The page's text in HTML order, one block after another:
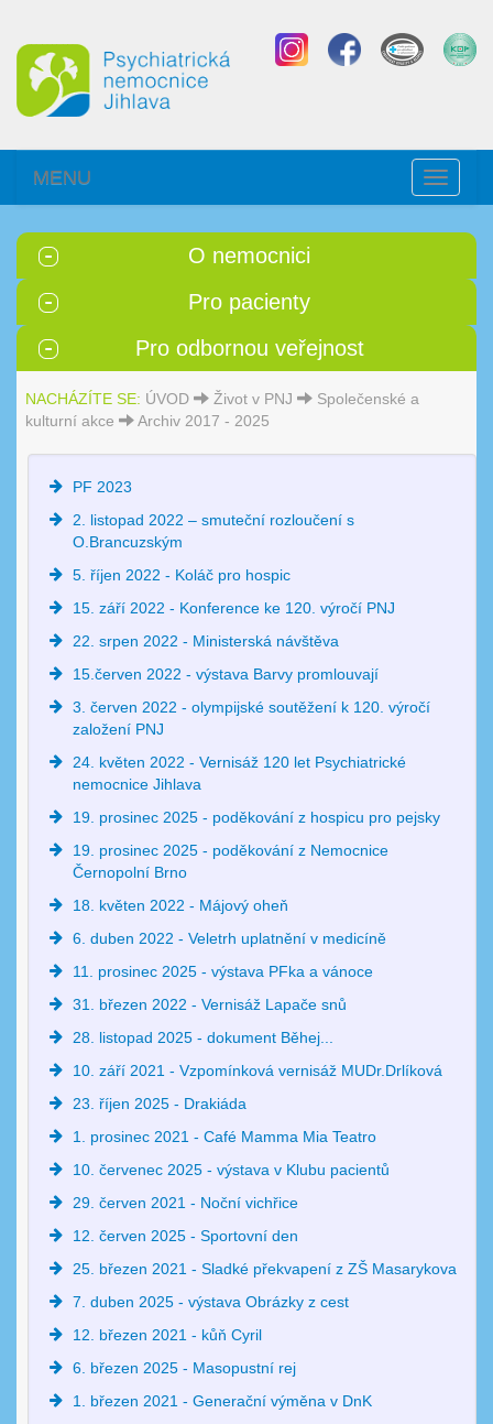
Toggle
MENU
O nemocnici
Pro pacienty
Pro odbornou veřejnost
NACHÁZÍTE SE: ÚVOD Život v PNJ
Společenské a
kulturní akce
Archiv 2017 - 2025
PF 2023
2. listopad 2022 – smuteční rozloučení s
O.Brancuzským
5. říjen 2022 - Koláč pro hospic
15. září 2022 - Konference ke 120. výročí PNJ
22. srpen 2022 - Ministerská návštěva
15.červen 2022 - výstava Barvy promlouvají
3. červen 2022 - olympijské soutěžení k 120. výročí
založení PNJ
24. květen 2022 - Vernisáž 120 let Psychiatrické
nemocnice Jihlava
19. prosinec 2025 - poděkování z hospicu pro pejsky
19. prosinec 2025 - poděkování z Nemocnice
Černopolní Brno
18. květen 2022 - Májový oheň
6. duben 2022 - Veletrh uplatnění v medicíně
11. prosinec 2025 - výstava PFka a vánoce
31. březen 2022 - Vernisáž Lapače snů
28. listopad 2025 - dokument Běhej...
10. září 2021 - Vzpomínková vernisáž MUDr.Drlíková
23. říjen 2025 - Drakiáda
1. prosinec 2021 - Café Mamma Mia Teatro
10. červenec 2025 - výstava v Klubu pacientů
29. červen 2021 - Noční vichřice
12. červen 2025 - Sportovní den
25. březen 2021 - Sladké překvapení z ZŠ Masarykova
7. duben 2025 - výstava Obrázky z cest
12. březen 2021 - kůň Cyril
6. březen 2025 - Masopustní rej
1. březen 2021 - Generační výměna v DnK